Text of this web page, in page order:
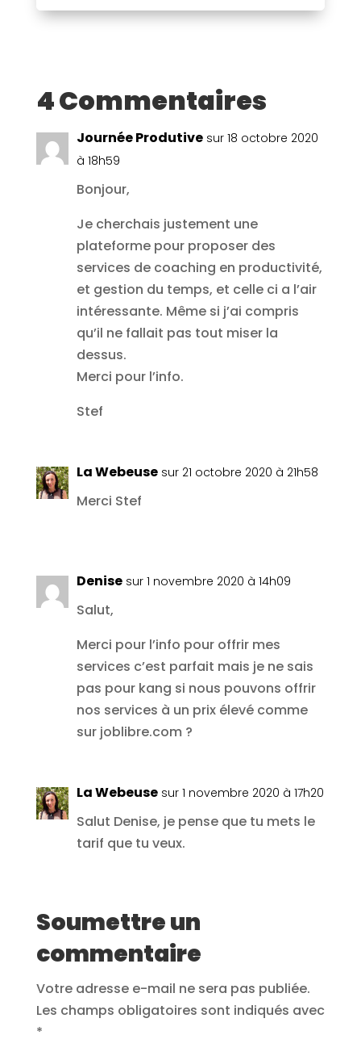
4 Commentaires
Journée Produtive sur 18 octobre 2020
à 18h59
Bonjour,
Je cherchais justement une
plateforme pour proposer des
services de coaching en productivité,
et gestion du temps, et celle ci a l’air
intéressante. Même si j’ai compris
qu’il ne fallait pas tout miser la
dessus.
Merci pour l’info.
Stef
La Webeuse sur 21 octobre 2020 à 21h58
Merci Stef
Denise sur 1 novembre 2020 à 14h09
Salut,
Merci pour l’info pour offrir mes
services c’est parfait mais je ne sais
pas pour kang si nous pouvons offrir
nos services à un prix élevé comme
sur joblibre.com ?
La Webeuse sur 1 novembre 2020 à 17h20
Salut Denise, je pense que tu mets le
tarif que tu veux.
Soumettre un
commentaire
Votre adresse e-mail ne sera pas publiée.
Les champs obligatoires sont indiqués avec
*